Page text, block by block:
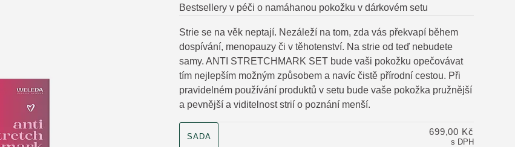
Bestsellery v péči o namáhanou pokožku v dárkovém setu
Strie se na věk neptají. Nezáleží na tom, zda vás překvapí během
dospívání, menopauzy či v těhotenství. Na strie od teď nebudete
samy. ANTI STRETCHMARK SET bude vaši pokožku opečovávat
tím nejlepším možným způsobem a navíc čistě přírodní cestou. Při
pravidelném používání produktů v setu bude vaše pokožka pružnější
a pevnější a viditelnost strií o poznání menší.
SADA
s DPH
699,00 Kč